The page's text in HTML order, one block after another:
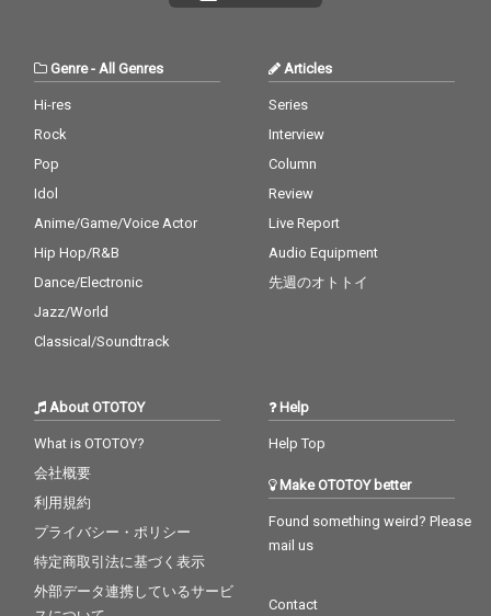
Genre- All Genres
Hi-res
Rock
Pop
Idol
Anime/Game/Voice Actor
Hip Hop/R&B
Dance/Electronic
Jazz/World
Classical/Soundtrack
Articles
Series
Interview
Column
Review
Live Report
Audio Equipment
先週のオトトイ
About OTOTOY
What is OTOTOY?
会社概要
利用規約
プライバシー・ポリシー
特定商取引法に基づく表示
外部データ連携しているサービ
Help
Help Top
Make OTOTOY better
Found something weird? Please
mail us
Contact